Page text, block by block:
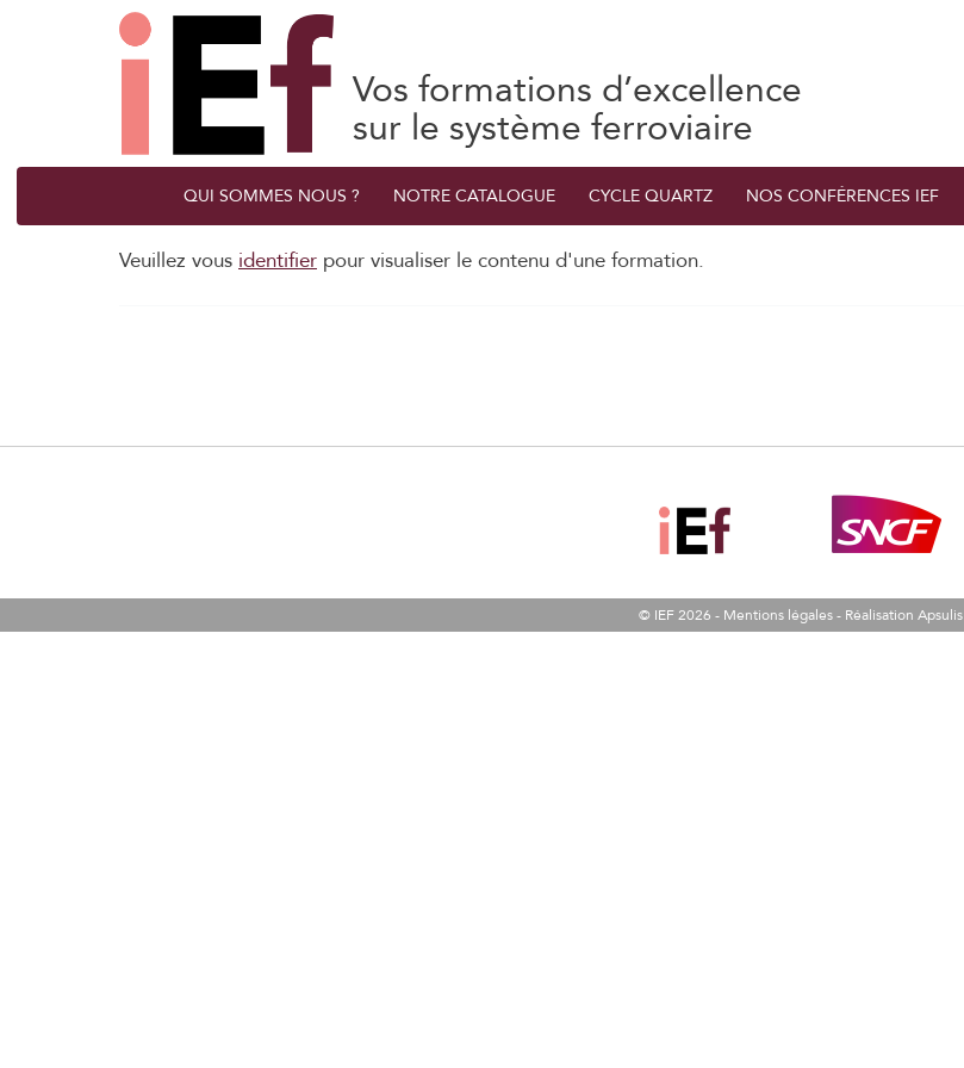
Vos formations d’excellence
sur le système ferroviaire
QUI SOMMES NOUS ? NOTRE CATALOGUE CYCLE QUARTZ NOS CONFÉRENCES IEF
Veuillez vous identifier pour visualiser le contenu d'une formation.
© IEF 2026 - Mentions légales- Réalisation Apsulis